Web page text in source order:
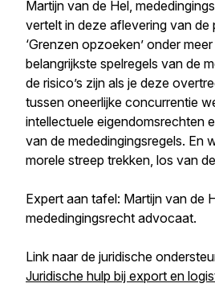
Martijn van de Hel,
vertelt in deze aflevering van de
‘Grenzen opzoeken’ onder
belangrijkste spelregels van de
de risico’s zijn als je deze
tussen oneerlijke concurrentie
intellectuele eigendomsrechten
van de mededingingsregels. En
morele streep trekken, los van
Expert aan tafel: Martijn van de
mededingingsrecht advocaat.
Link naar de juridische
Juridische hulp bij export en